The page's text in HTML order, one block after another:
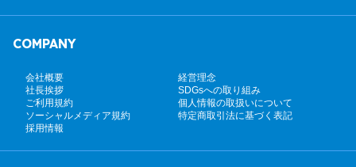
COMPANY
会社概要
経営理念
社長挨拶
SDGsへの取り組み
ご利用規約
個人情報の取扱いについて
ソーシャルメディア規約
特定商取引法に基づく表記
採用情報